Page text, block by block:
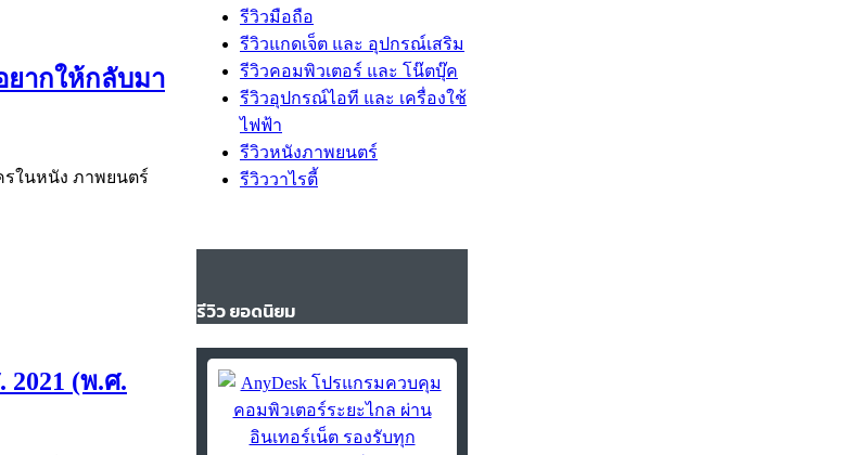
ยากให้กลับมา
รในหนัง ภาพยนตร์
(พ.ศ.
รีวิวมือถือ
รีวิวแกดเจ็ต และ อุปกรณ์เสริม
รีวิวคอมพิวเตอร์ และ โน๊ตบุ๊ค
รีวิวอุปกรณ์ไอที และ เครื่องใช้
ไฟฟ้า
รีวิวหนังภาพยนตร์
รีวิววาไรตี้
รีวิว ยอดนิยม